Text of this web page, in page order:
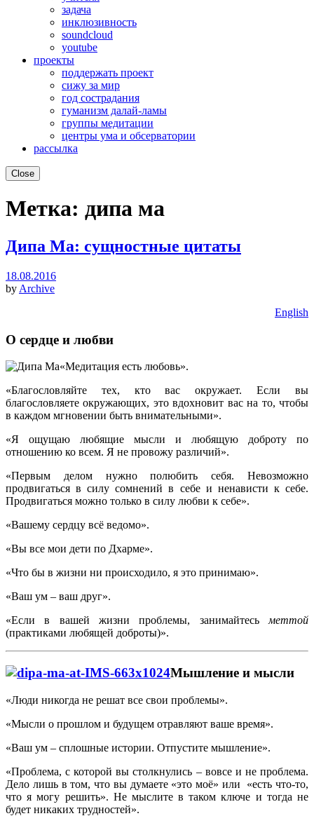
задача
инклюзивность
soundcloud
youtube
проекты
поддержать проект
сижу за мир
год сострадания
гуманизм далай-ламы
группы медитации
центры ума и обсерватории
рассылка
Close
Метка: дипа ма
Дипа Ма: сущностные цитаты
18.08.2016
by Archive
English
О сердце и любви
«Медитация есть любовь».
«Благословляйте тех, кто вас окружает. Если вы
благословляете окружающих, это вдохновит вас на то, чтобы
в каждом мгновении быть внимательными».
«Я ощущаю любящие мысли и любящую доброту по
отношению ко всем. Я не провожу различий».
«Первым делом нужно полюбить себя. Невозможно
продвигаться в силу сомнений в себе и ненависти к себе.
Продвигаться можно только в силу любви к себе».
«Вашему сердцу всё ведомо».
«Вы все мои дети по Дхарме».
«Что бы в жизни ни происходило, я это принимаю».
«Ваш ум – ваш друг».
«Если в вашей жизни проблемы, занимайтесь меттой
(практиками любящей доброты)».
Мышление и мысли
«Люди никогда не решат все свои проблемы».
«Мысли о прошлом и будущем отравляют ваше время».
«Ваш ум – сплошные истории. Отпустите мышление».
«Проблема, с которой вы столкнулись – вовсе и не проблема.
Дело лишь в том, что вы думаете «это моё» или «есть что-то,
что я могу решить». Не мыслите в таком ключе и тогда не
будет никаких трудностей».